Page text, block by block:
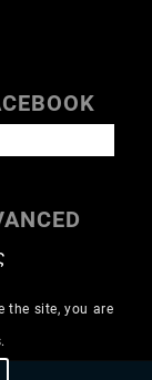
the site, you are